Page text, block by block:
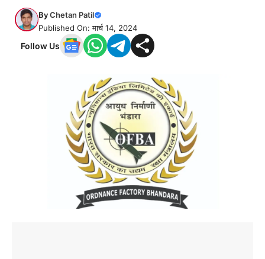
ByChetan Patil
Published On: मार्च 14, 2024
Follow Us